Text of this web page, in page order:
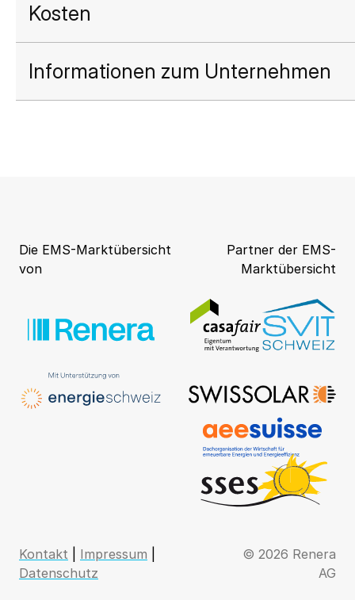
Kosten
Informationen zum Unternehmen
Die EMS-Marktübersicht
von
Partner der EMS-
Marktübersicht
Kontakt Impressum
Datenschutz
© 2026 Renera
AG